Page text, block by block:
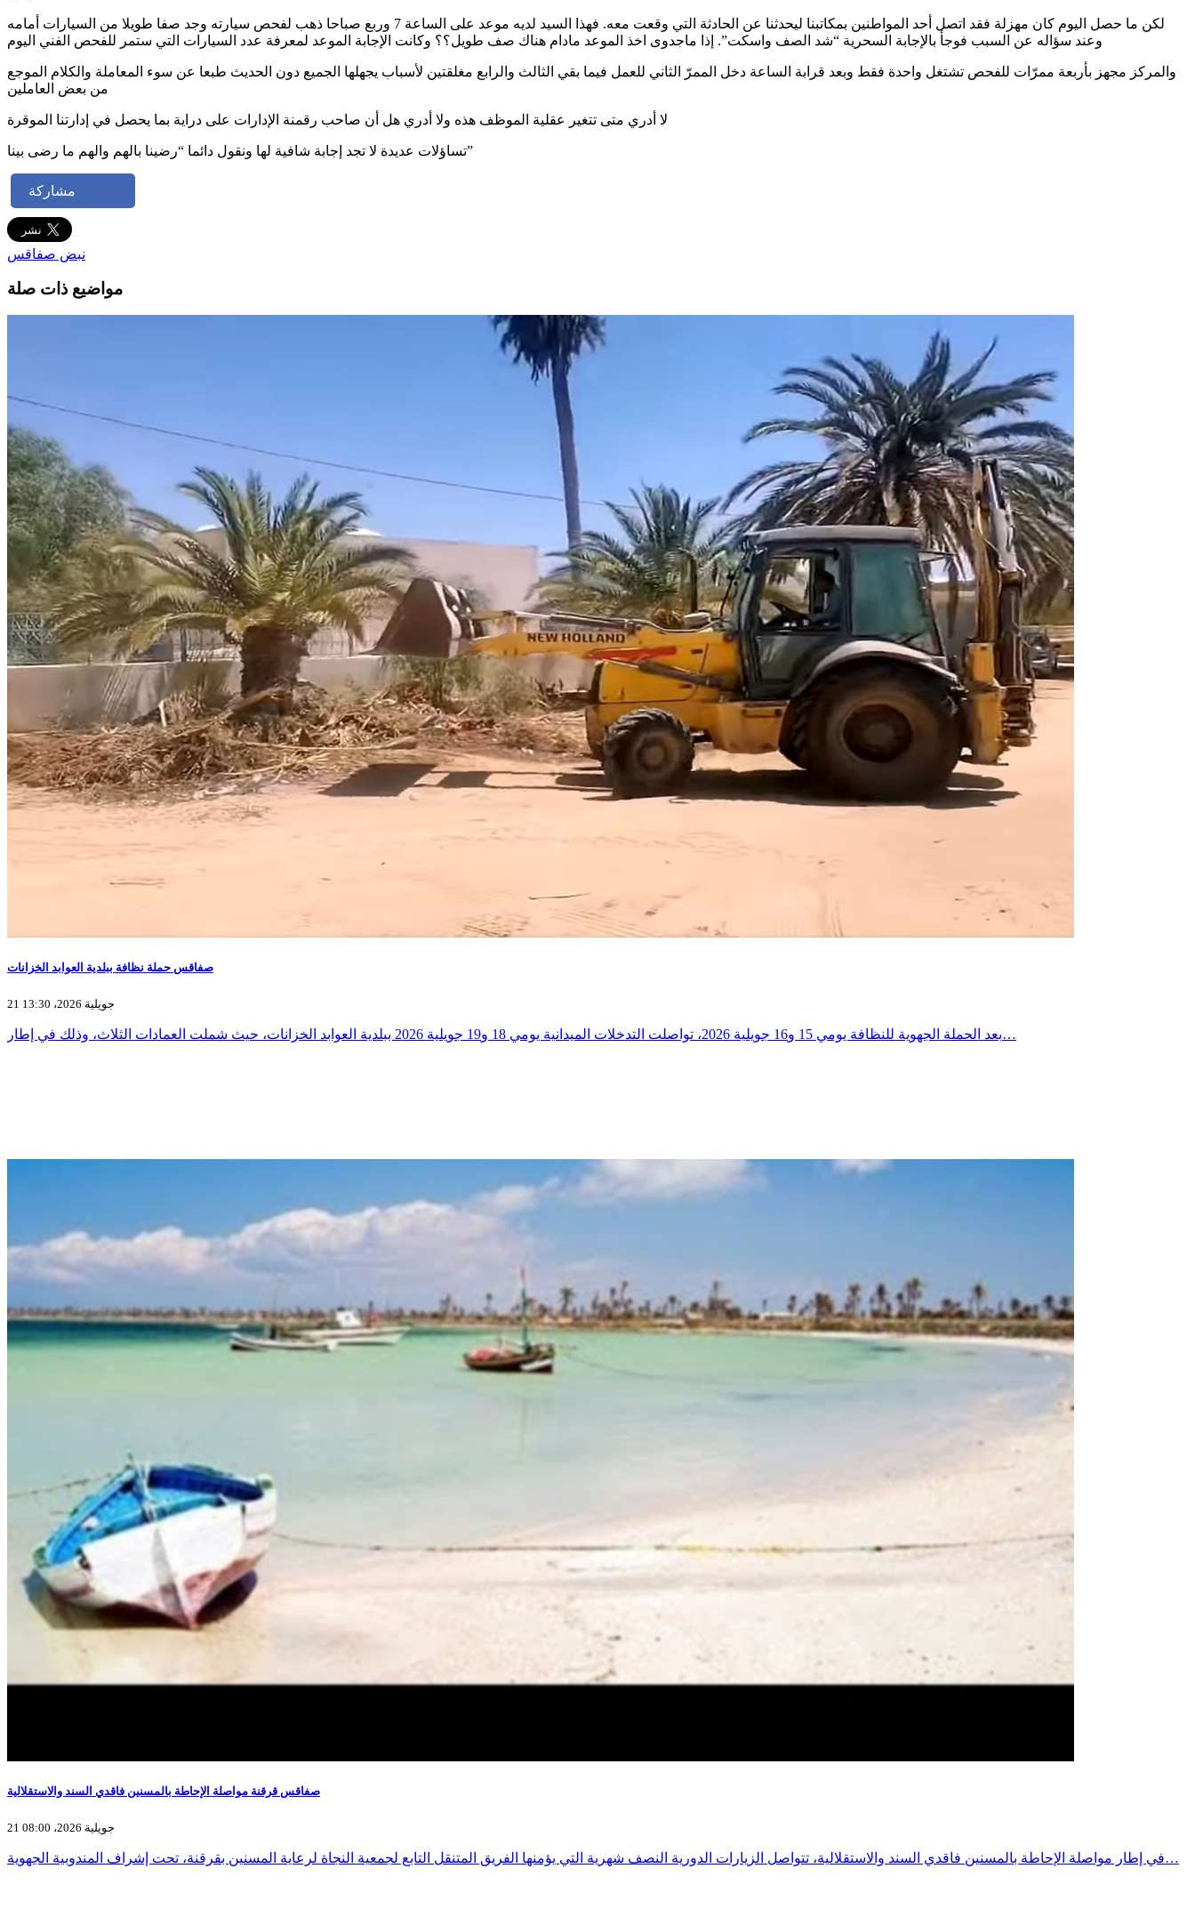
لكن ما حصل اليوم كان مهزلة فقد اتصل أحد المواطنين بمكاتبنا ليحدثنا عن الحادثة التي وقعت معه. فهذا السيد لديه موعد على الساعة 7 وربع صباحا ذهب لفحص سيارته وجد صفا طويلا من السيارات أمامه
وعند سؤاله عن السبب فوجأ بالإجابة السحرية “شد الصف واسكت”. إذا ماجدوى اخذ الموعد مادام هناك صف طويل؟؟ وكانت الإجابة الموعد لمعرفة عدد السيارات التي ستمر للفحص الفني اليوم
والمركز مجهز بأربعة ممرّات للفحص تشتغل واحدة فقط وبعد قرابة الساعة دخل الممرّ الثاني للعمل فيما بقي الثالث والرابع مغلقتين لأسباب يجهلها الجميع دون الحديث طبعا عن سوء المعاملة والكلام الموجع
من بعض العاملين
لا أدري متى تتغير عقلية الموظف هذه ولا أدري هل أن صاحب رقمنة الإدارات على دراية بما يحصل في إدارتنا الموقرة
تساؤلات عديدة لا تجد إجابة شافية لها ونقول دائما “رضينا بالهم والهم ما رضى بينا”
مشاركة
نبض صفاقس
مواضيع ذات صلة
صفاقس حملة نظافة ببلدية العوابد الخزانات
21 جويلية 2026، 13:30
بعد الحملة الجهوية للنظافة يومي 15 و16 جويلية 2026، تواصلت التدخلات الميدانية يومي 18 و19 جويلية 2026 ببلدية العوابد الخزانات، حيث شملت العمادات الثلاث، وذلك في إطار…
صفاقس قرقنة مواصلة الإحاطة بالمسنين فاقدي السند والاستقلالية
21 جويلية 2026، 08:00
في إطار مواصلة الإحاطة بالمسنين فاقدي السند والاستقلالية، تتواصل الزيارات الدورية النصف شهرية التي يؤمنها الفريق المتنقل التابع لجمعية النجاة لرعاية المسنين بقرقنة، تحت إشراف المندوبية الجهوية…